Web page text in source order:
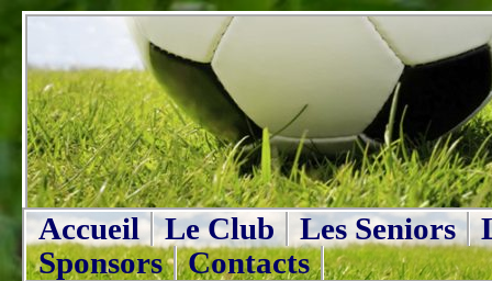
Accueil Le Club Les Seniors
Sponsors
Contacts